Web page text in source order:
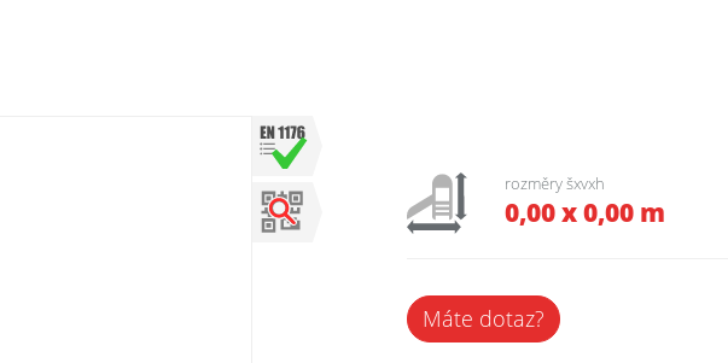
rozměry šxvxh
0,00 x 0,00 m
Máte dotaz?